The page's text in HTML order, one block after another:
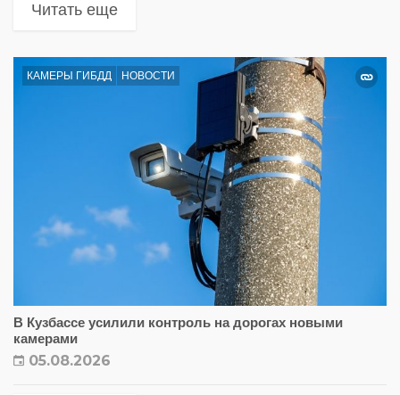
Читать еще
КАМЕРЫ ГИБДД НОВОСТИ
В Кузбассе усилили контроль на дорогах новыми
камерами
05.08.2026